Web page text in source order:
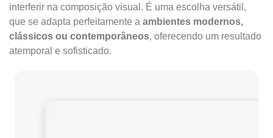
interferir na composição visual. É uma escolha versátil,
que se adapta perfeitamente a ambientes modernos,
clássicos ou contemporâneos, oferecendo um resultado
atemporal e sofisticado.